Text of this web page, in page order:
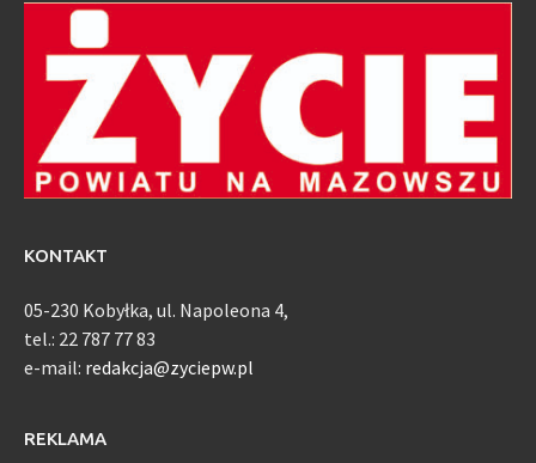
KONTAKT
05-230 Kobyłka, ul. Napoleona 4,
tel.: 22 787 77 83
e-mail: redakcja@zyciepw.pl
REKLAMA